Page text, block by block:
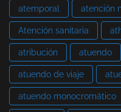
atemporal atención
Atención sanitaria
atribución atuendo
atuendo de viaje
atuendo monocromático